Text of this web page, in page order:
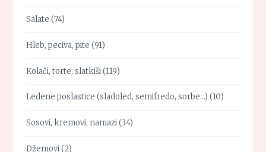
Salate (74)
Hleb, peciva, pite (91)
Kolači, torte, slatkiši(119)
Ledene poslastice (sladoled, semifredo, sorbe…) (10)
Sosovi, kremovi, namazi(34)
Džemovi(2)